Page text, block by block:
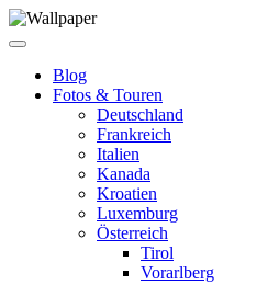
Blog
Fotos & Touren
Deutschland
Frankreich
Italien
Kanada
Kroatien
Luxemburg
Österreich
Tirol
Vorarlberg